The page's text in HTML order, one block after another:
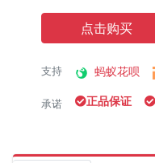
点击购买
支持 蚂蚁花呗
承诺 正品保证